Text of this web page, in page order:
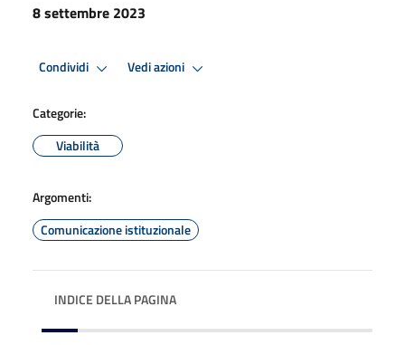
8 settembre 2023
Condividi Vedi azioni
Categorie:
Viabilità
Argomenti:
Comunicazione istituzionale
INDICE DELLA PAGINA